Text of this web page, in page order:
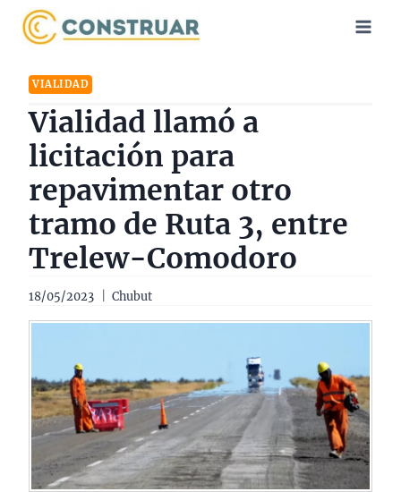
Saltar
VIALIDAD
Vialidad llamó a
licitación para
repavimentar otro
tramo de Ruta 3, entre
Trelew-Comodoro
18/05/2023 Chubut